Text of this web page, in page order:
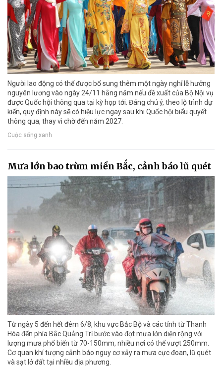
Người lao động có thể được bổ sung thêm một ngày nghỉ lễ hưởng
nguyên lương vào ngày 24/11 hằng năm nếu đề xuất của Bộ Nội vụ
được Quốc hội thông qua tại kỳ họp tới. Đáng chú ý, theo lộ trình dự
kiến, quy định này sẽ có hiệu lực ngay sau khi Quốc hội biểu quyết
thông qua, thay vì chờ đến năm 2027.
Cuộc sống xanh
Mưa lớn bao trùm miền Bắc, cảnh báo lũ quét
Từ ngày 5 đến hết đêm 6/8, khu vực Bắc Bộ và các tỉnh từ Thanh
Hóa đến phía Bắc Quảng Trị bước vào đợt mưa lớn diện rộng với
lượng mưa phổ biến từ 70-150mm, nhiều nơi có thể vượt 250mm.
Cơ quan khí tượng cảnh báo nguy cơ xảy ra mưa cực đoan, lũ quét
và sạt lở đất tại nhiều địa phương.